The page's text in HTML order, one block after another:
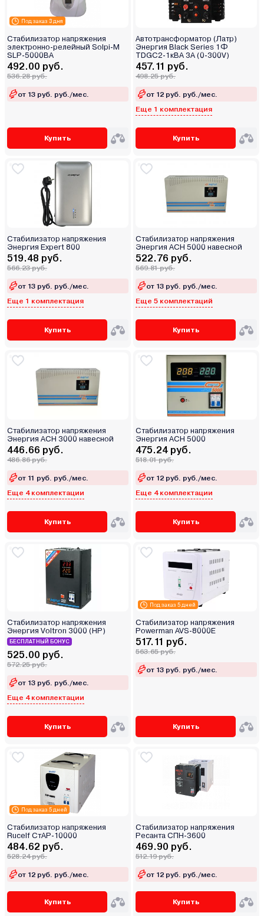
Под заказ 3 дня
Стабилизатор напряжения
электронно-релейный Solpi-M
SLP-5000ВА
492.00 руб.
536.28 руб.
от 13 руб. руб./мес.
Купить
Автотрансформатор (Латр)
Энергия Black Series 1Ф
TDGC2-1кВА 3А (0-300V)
457.11 руб.
498.25 руб.
от 12 руб. руб./мес.
Еще 1 комплектация
Купить
Стабилизатор напряжения
Энергия Expert 800
519.48 руб.
566.23 руб.
от 13 руб. руб./мес.
Еще 1 комплектация
Купить
Стабилизатор напряжения
Энергия АСН 5000 навесной
522.76 руб.
569.81 руб.
от 13 руб. руб./мес.
Еще 5 комплектаций
Купить
Стабилизатор напряжения
Энергия АСН 3000 навесной
446.66 руб.
486.86 руб.
от 11 руб. руб./мес.
Еще 4 комплектации
Купить
Стабилизатор напряжения
Энергия ACH 5000
475.24 руб.
518.01 руб.
от 12 руб. руб./мес.
Еще 4 комплектации
Купить
Стабилизатор напряжения
Энергия Voltron 3000 (HP)
БЕСПЛАТНЫЙ БОНУС
525.00 руб.
572.25 руб.
от 13 руб. руб./мес.
Еще 4 комплектации
Купить
Под заказ 5 дней
Стабилизатор напряжения
Powerman AVS-8000E
517.11 руб.
563.65 руб.
от 13 руб. руб./мес.
Купить
Под заказ 5 дней
Стабилизатор напряжения
Rucelf СтАР-10000
484.62 руб.
528.24 руб.
от 12 руб. руб./мес.
Купить
Стабилизатор напряжения
Ресанта СПН-3600
469.90 руб.
512.19 руб.
от 12 руб. руб./мес.
Купить